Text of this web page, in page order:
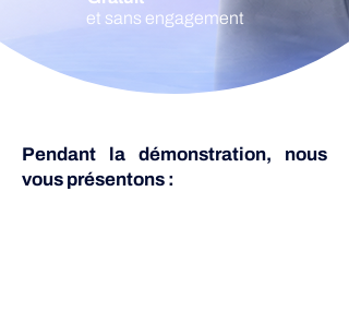
et sans engagement
Pendant la démonstration, nous
vous présentons :